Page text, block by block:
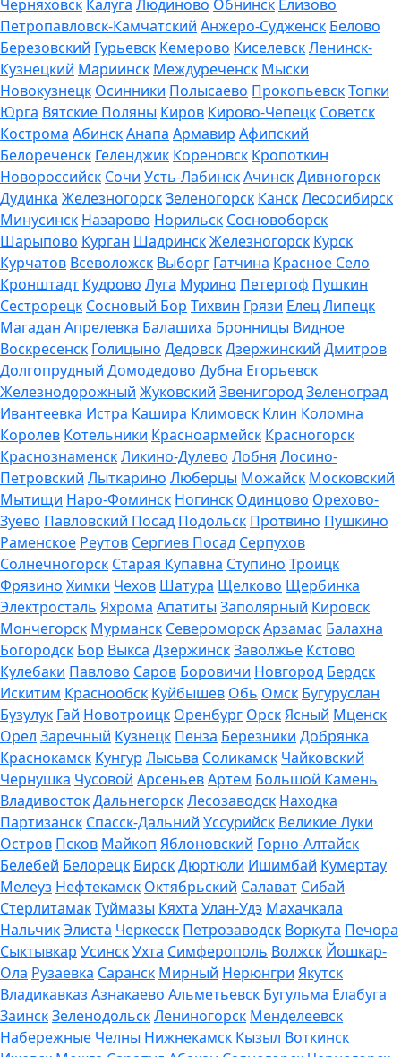
Черняховск Калуга Людиново Обнинск Елизово
Петропавловск-Камчатский Анжеро-Судженск Белово
Березовский Гурьевск Кемерово КиселевскЛенинск-
Кузнецкий Мариинск Междуреченск Мыски
Новокузнецк Осинники Полысаево ПрокопьевскТопки
Юрга Вятские Поляны Киров Кирово-Чепецк Советск
Кострома АбинскАнапа Армавир Афипский
Белореченск Геленджик Кореновск Кропоткин
Новороссийск Сочи Усть-ЛабинскАчинскДивногорск
Дудинка ЖелезногорскЗеленогорск КанскЛесосибирск
Минусинск Назарово Норильск Сосновоборск
Шарыпово Курган ШадринскЖелезногорск Курск
Курчатов Всеволожск Выборг Гатчина Красное Село
Кронштадт Кудрово Луга Мурино Петергоф Пушкин
Сестрорецк Сосновый Бор Тихвин Грязи ЕлецЛипецк
Магадан Апрелевка Балашиха Бронницы Видное
Воскресенск Голицыно ДедовскДзержинский Дмитров
Долгопрудный Домодедово Дубна Егорьевск
Железнодорожный Жуковский ЗвенигородЗеленоград
Ивантеевка Истра Кашира Климовск Клин Коломна
Королев Котельники Красноармейск Красногорск
КраснознаменскЛикино-Дулево Лобня Лосино-
Петровский Лыткарино Люберцы Можайск Московский
Мытищи Наро-Фоминск Ногинск Одинцово Орехово-
Зуево Павловский Посад Подольск Протвино Пушкино
Раменское Реутов Сергиев Посад Серпухов
Солнечногорск Старая Купавна Ступино Троицк
Фрязино Химки Чехов Шатура Щелково Щербинка
Электросталь Яхрома Апатиты Заполярный Кировск
Мончегорск Мурманск СевероморскАрзамас Балахна
Богородск Бор Выкса ДзержинскЗаволжье Кстово
Кулебаки Павлово Саров Боровичи Новгород Бердск
Искитим Краснообск Куйбышев Обь Омск Бугуруслан
Бузулук Гай Новотроицк Оренбург ОрскЯсный Мценск
Орел Заречный Кузнецк Пенза Березники Добрянка
Краснокамск Кунгур Лысьва Соликамск Чайковский
Чернушка Чусовой АрсеньевАртем Большой Камень
ВладивостокДальнегорскЛесозаводск Находка
Партизанск Спасск-Дальний Уссурийск Великие Луки
Остров Псков Майкоп Яблоновский Горно-Алтайск
Белебей Белорецк БирскДюртюли Ишимбай Кумертау
Мелеуз Нефтекамск Октябрьский Салават Сибай
СтерлитамакТуймазы Кяхта Улан-Удэ Махачкала
НальчикЭлиста Черкесск Петрозаводск Воркута Печора
Сыктывкар УсинскУхта Симферополь Волжск Йошкар-
Ола Рузаевка Саранск Мирный Нерюнгри Якутск
Владикавказ Азнакаево Альметьевск Бугульма Елабуга
ЗаинскЗеленодольскЛениногорск Менделеевск
Набережные Челны Нижнекамск Кызыл Воткинск